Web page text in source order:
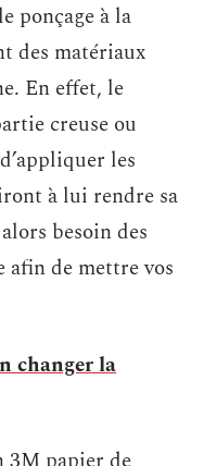
ponçage à la
des matériaux
En effet, le
creuse ou
les
à lui rendre sa
besoin des
afin de mettre vos
changer la